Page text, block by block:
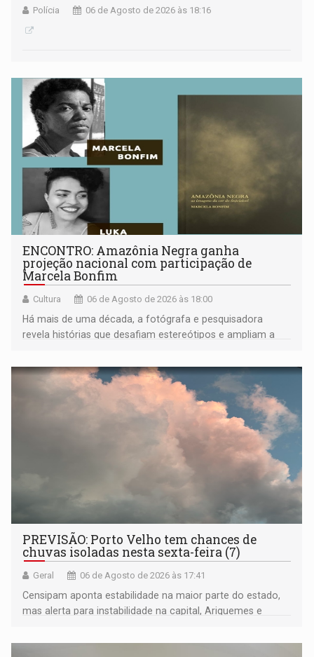
Polícia 06 de Agosto de 2026 às 18:16
ENCONTRO: Amazônia Negra ganha
projeção nacional com participação de
Marcela Bonfim
Cultura 06 de Agosto de 2026 às 18:00
Há mais de uma década, a fotógrafa e pesquisadora
revela histórias que desafiam estereótipos e ampliam a
negras
PREVISÃO: Porto Velho tem chances de
chuvas isoladas nesta sexta-feira (7)
Geral 06 de Agosto de 2026 às 17:41
Censipam aponta estabilidade na maior parte do estado,
mas alerta para instabilidade na capital, Ariquemes e